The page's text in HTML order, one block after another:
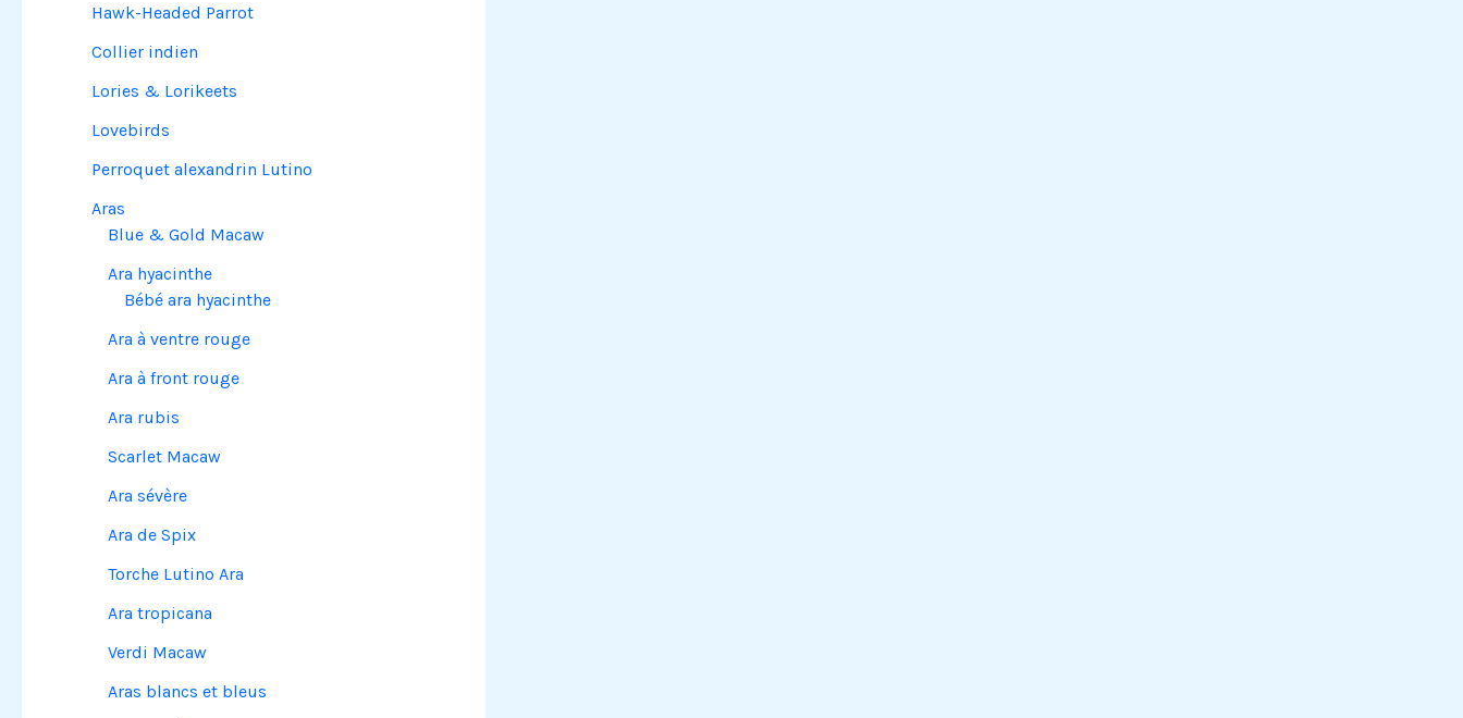
Hawk-Headed Parrot
Collier indien
Lories & Lorikeets
Lovebirds
Perroquet alexandrin Lutino
Aras
Blue & Gold Macaw
Ara hyacinthe
Bébé ara hyacinthe
Ara à ventre rouge
Ara à front rouge
Ara rubis
Scarlet Macaw
Ara sévère
Ara de Spix
Torche Lutino Ara
Ara tropicana
Verdi Macaw
Aras blancs et bleus